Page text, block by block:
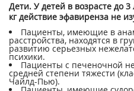
Дети. У детей в возрасте до
кг действие эфавиренза не
Пациенты, имеющие в
расстройства, находятся в
развитию серьезных
психики.
Пациенты с печеночной
средней степени тяжести
Чайлд-Пью).